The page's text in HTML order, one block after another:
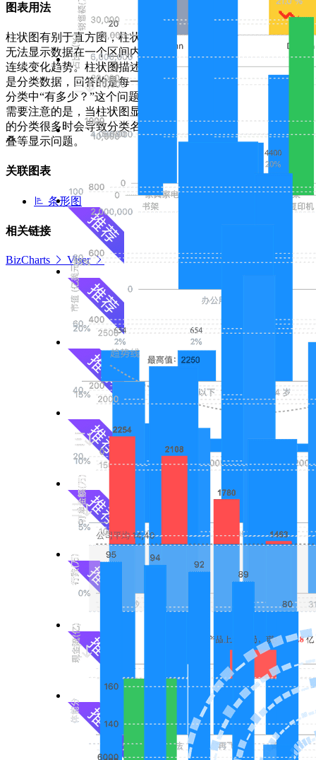
图表用法
柱状图有别于直方图，柱状图
无法显示数据在一个区间内的
连续变化趋势。柱状图描述的
是分类数据，回答的是每一个
分类中“有多少？”这个问题。
需要注意的是，当柱状图显示
的分类很多时会导致分类名层
叠等显示问题。
关联图表
条形图
相关链接
BizCharts Viser